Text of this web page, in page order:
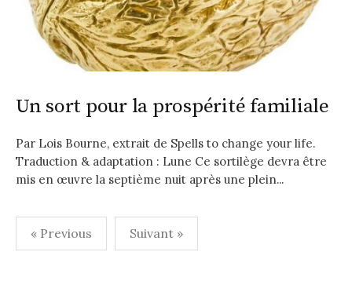
Un sort pour la prospérité familiale
Par Lois Bourne, extrait de Spells to change your life.
Traduction & adaptation : Lune Ce sortilège devra être
mis en œuvre la septième nuit après une plein...
Pagination
des
« Previous Suivant »